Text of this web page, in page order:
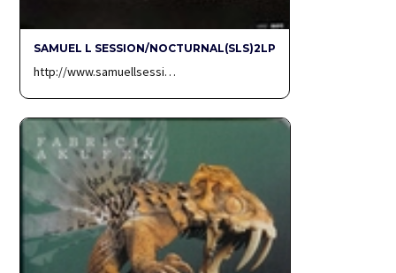
SAMUEL L SESSION/NOCTURNAL(SLS)2LP
http://www.samuellsessi…